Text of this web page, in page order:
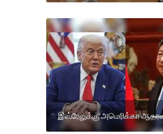
இஸ்ரேலுக்கு அமெரிக்கா